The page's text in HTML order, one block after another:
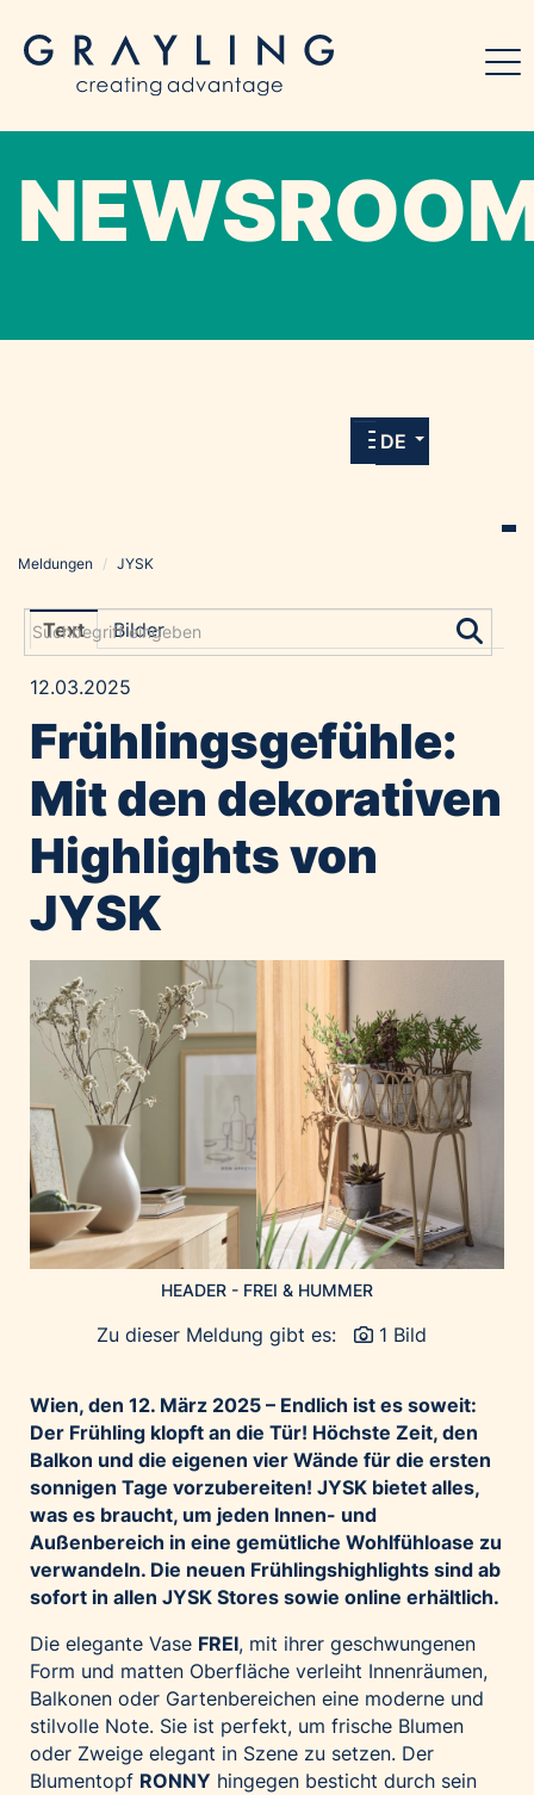
allen Meldungen und Downloads unserer
DE
Grayling Agentur
Alawyer
Amadeus Austrian Music Awards
Constantia Flexibles
Costa Kreuzfahrten
Emirates
Expo 2025 Osaka
Financial Times
GE HealthCare
Home of Work
Huawei Consumer Business Group
IT:U
JP Immobilien
JYSK
Kroatische Zentrale für Tourismus
List Holding Gruppe
Marble House
Microsoft
Mondelēz Österreich
Muse Electronics
Neuroth
öbv – Österreichischer Bundesverlag
Ökopharm
Polestar
REXEL Austria
Starbucks
Superbrands Austria
Meldungen / JYSK
Text Bilder
12.03.2025
Frühlingsgefühle:
Mit den dekorativen
Highlights von
JYSK
HEADER - FREI & HUMMER
Zu dieser Meldung gibt es: 1 Bild
Wien, den 12. März 2025 – Endlich ist es soweit:
Der Frühling klopft an die Tür! Höchste Zeit, den
Balkon und die eigenen vier Wände für die ersten
sonnigen Tage vorzubereiten! JYSK bietet alles,
was es braucht, um jeden Innen- und
Außenbereich in eine gemütliche Wohlfühloase zu
verwandeln. Die neuen Frühlingshighlights sind ab
sofort in allen JYSK Stores sowie online erhältlich.
Die elegante Vase FREI, mit ihrer geschwungenen
Form und matten Oberfläche verleiht Innenräumen,
Balkonen oder Gartenbereichen eine moderne und
stilvolle Note. Sie ist perfekt, um frische Blumen
oder Zweige elegant in Szene zu setzen. Der
Blumentopf RONNY hingegen besticht durch sein